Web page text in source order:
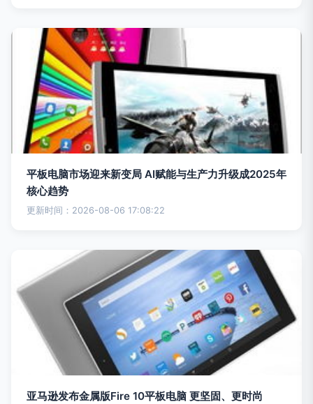
平板电脑市场迎来新变局 AI赋能与生产力升级成2025年
核心趋势
更新时间：2026-08-06 17:08:22
亚马逊发布金属版Fire 10平板电脑 更坚固、更时尚